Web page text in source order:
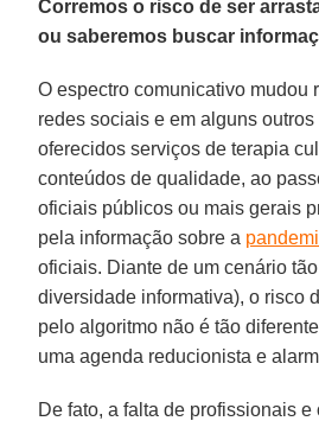
Corremos o risco de ser
ou saberemos buscar
O espectro comunicativo mudou
redes sociais e em alguns
oferecidos serviços de terapia
conteúdos de qualidade, ao
oficiais públicos ou mais gerais
pela informação sobre a
oficiais. Diante de um cenário
diversidade informativa), o risco
pelo algoritmo não é tão
uma agenda reducionista e
De fato, a falta de profissionais e